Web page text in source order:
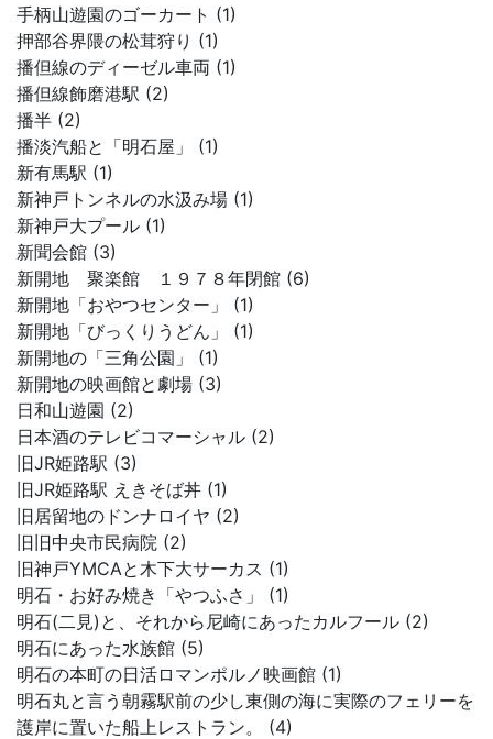
手柄山遊園のゴーカート (1)
押部谷界隈の松茸狩り (1)
播但線のディーゼル車両 (1)
播但線飾磨港駅 (2)
播半 (2)
播淡汽船と「明石屋」 (1)
新有馬駅 (1)
新神戸トンネルの水汲み場 (1)
新神戸大プール (1)
新聞会館 (3)
新開地 聚楽館 １９７８年閉館 (6)
新開地「おやつセンター」 (1)
新開地「びっくりうどん」 (1)
新開地の「三角公園」 (1)
新開地の映画館と劇場 (3)
日和山遊園 (2)
日本酒のテレビコマーシャル (2)
旧JR姫路駅 (3)
旧JR姫路駅 えきそば丼 (1)
旧居留地のドンナロイヤ (2)
旧旧中央市民病院 (2)
旧神戸YMCAと木下大サーカス (1)
明石・お好み焼き「やつふさ」 (1)
明石(二見)と、それから尼崎にあったカルフール (2)
明石にあった水族館 (5)
明石の本町の日活ロマンポルノ映画館 (1)
明石丸と言う朝霧駅前の少し東側の海に実際のフェリーを
護岸に置いた船上レストラン。 (4)